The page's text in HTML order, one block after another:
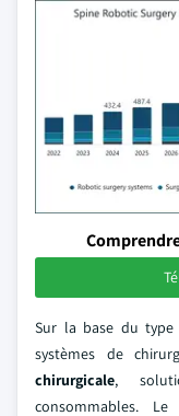
Sur la base du
systèmes de
chirurgicale,
consommables.